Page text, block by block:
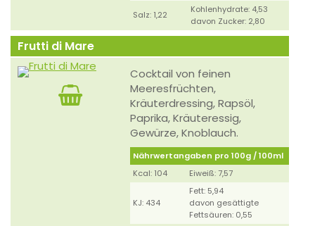
Salz: 1,22
Kohlenhydrate: 4,53
davon Zucker: 2,80
Frutti di Mare
Cocktail von feinen
Meeresfrüchten,
Kräuterdressing, Rapsöl,
Paprika, Kräuteressig,
Gewürze, Knoblauch.
Nährwertangaben pro 100g / 100ml
Kcal: 104
Eiweiß: 7,57
KJ: 434
Fett: 5,94
davon gesättigte
Fettsäuren: 0,55